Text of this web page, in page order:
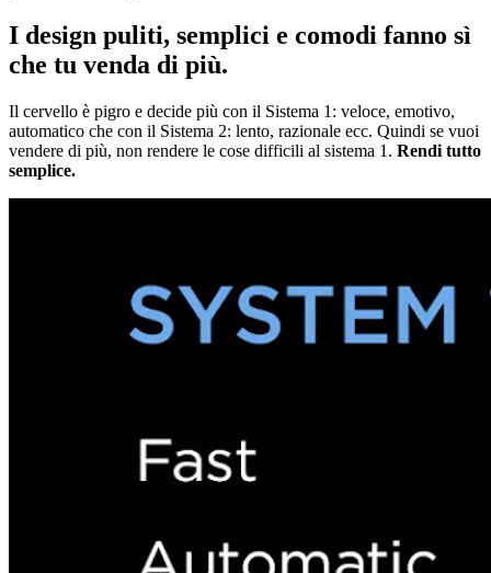
I design puliti, semplici e comodi fanno sì
che tu venda di più.
Il cervello è pigro e decide più con il Sistema 1: veloce, emotivo,
automatico che con il Sistema 2: lento, razionale ecc. Quindi se vuoi
vendere di più, non rendere le cose difficili al sistema 1. Rendi tutto
semplice.